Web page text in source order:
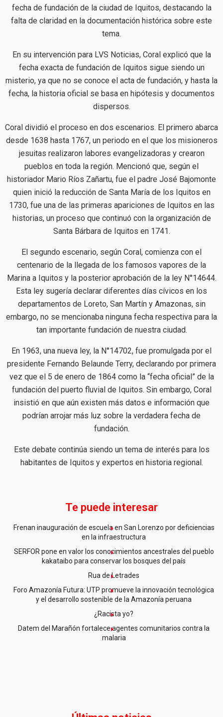
fecha de fundación de la ciudad de Iquitos, destacando la
falta de claridad en la documentación histórica sobre este
tema.
En su intervención para LVS Noticias, Coral explicó que la
fecha exacta de fundación de Iquitos sigue siendo un
misterio, ya que no se conoce el acta de fundación, y hasta la
fecha, la historia oficial se basa en hipótesis y documentos
dispersos.
Coral dividió el proceso en dos escenarios. El primero abarca
desde 1638 hasta 1767, un periodo en el que los misioneros
jesuitas realizaron labores evangelizadoras y crearon
pueblos en toda la región. Mencionó que, según el
historiador Mario Ríos Zañartu, fue el padre José Bajomonte
quien inició la reducción de Santa María de los Iquitos en
1730, fue una de las primeras apariciones de Iquitos en las
historias, un proceso que continuó con la organización de
Santa Bárbara de Iquitos en 1741.
El segundo escenario, según Coral, comienza con el
centenario de la llegada de los famosos vapores de la
Marina a Iquitos y la posterior aprobación de la ley N°14644.
Esta ley sugería declarar diferentes días cívicos en los
departamentos de Loreto, San Martín y Amazonas, sin
embargo, no se mencionaba ninguna fecha respectiva para la
tan importante fundación de nuestra ciudad.
En 1963, una nueva ley, la N°14702, fue promulgada por el
presidente Fernando Belaunde Terry, declarando por primera
vez que el 5 de enero de 1864 como la “fecha oficial” de la
fundación del puerto fluvial de Iquitos. Sin embargo, Coral
insistió en que aún existen más datos e información que
podrían arrojar más luz sobre la verdadera fecha de
fundación.
Este debate continúa siendo un tema de interés para los
habitantes de Iquitos y expertos en historia regional.
Te puede interesar
Frenan inauguración de escuela en San Lorenzo por deficiencias
en la infraestructura
SERFOR pone en valor los conocimientos ancestrales del pueblo
kakataibo para conservar los bosques del país
Rua de Letrades
Foro Amazonía Futura: UTP promueve la innovación tecnológica
y el desarrollo sostenible de la Amazonía peruana
¿Racista yo?
Datem del Marañón fortalece agentes comunitarios contra la
malaria